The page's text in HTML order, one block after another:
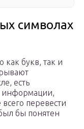
символах
как букв, так и
есть
информации,
перевести
бы понятен